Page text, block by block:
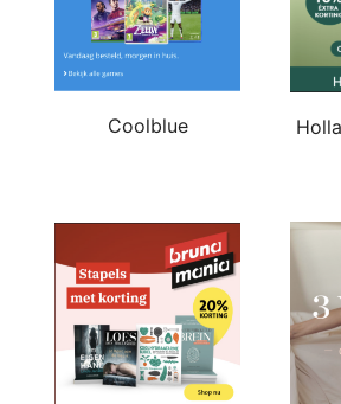
Coolblue